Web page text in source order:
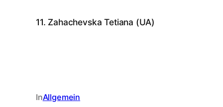
11. Zahachevska Tetiana (UA)
InAllgemein